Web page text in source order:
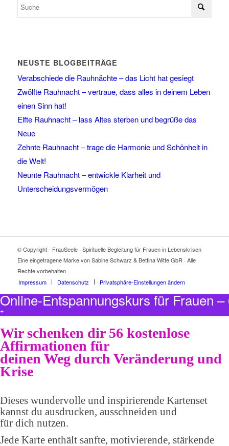
NEUSTE BLOGBEITRÄGE
Verabschiede die Rauhnächte – das Licht hat gesiegt
Zwölfte Rauhnacht – vertraue, dass alles in deinem Leben
einen Sinn hat!
Elfte Rauhnacht – lass Altes sterben und begrüße das
Neue
Zehnte Rauhnacht – trage die Harmonie und Schönheit in
die Welt!
Neunte Rauhnacht – entwickle Klarheit und
Unterscheidungsvermögen
© Copyright - FrauSeele · Spirituelle Begleitung für Frauen in Lebenskrisen
Eine eingetragene Marke von Sabine Schwarz & Bettina Witte GbR · Alle
Rechte vorbehalten
Impressum
Datenschutz Privatsphäre-Einstellungen ändern
Online-Entspannungskurs für Frauen
+
Wir schenken dir 56 kostenlose
Affirmationen für
deinen Weg durch Veränderung und
Krise
Dieses wundervolle und inspirierende Kartenset
kannst du ausdrucken, ausschneiden und
für dich nutzen.
Jede Karte enthält sanfte, motivierende, stärkende